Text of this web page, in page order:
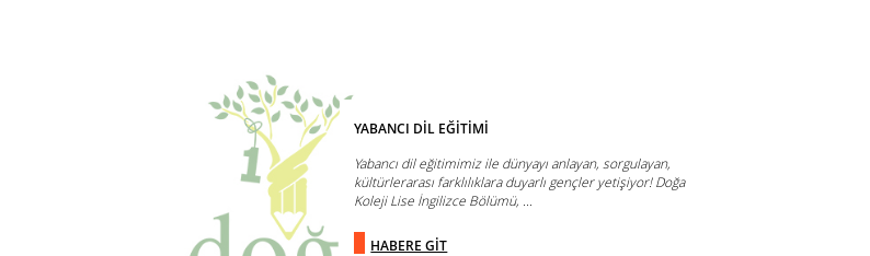
YABANCI DİL EĞİTİMİ
Yabancı dil eğitimimiz ile dünyayı anlayan, sorgulayan,
kültürlerarası farklılıklara duyarlı gençler yetişiyor! Doğa
Koleji Lise İngilizce Bölümü, ...
HABERE GİT